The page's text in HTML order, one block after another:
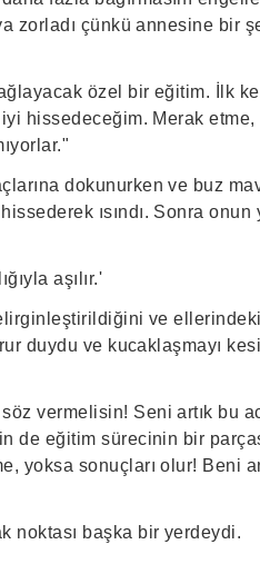
zorladı çünkü annesine bir
özel bir eğitim. İlk
hissedeceğim. Merak etme,
dokunurken ve buz
ısındı. Sonra onun
aşılır.'
ve
duydu ve kucaklaşmayı
vermelisin! Seni artık bu
de eğitim sürecinin bir
yoksa sonuçları olur! Beni
noktası başka bir yerdeydi.